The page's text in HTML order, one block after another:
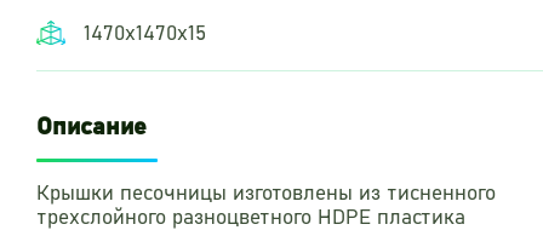
1470х1470х15
Описание
Крышки песочницы изготовлены из тисненного
трехслойного разноцветного HDPE пластика